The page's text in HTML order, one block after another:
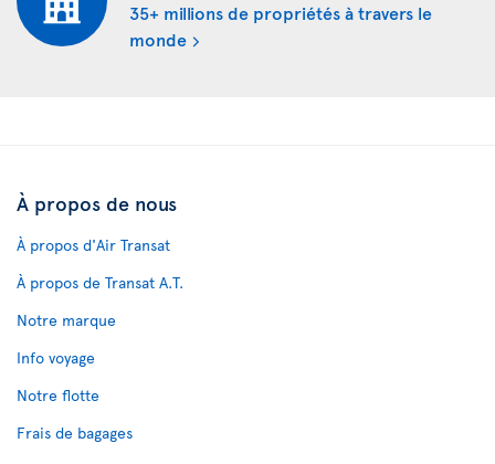
35+ millions de propriétés à travers le
monde
À propos de nous
À propos d'Air Transat
À propos de Transat A.T.
Notre marque
Info voyage
Notre flotte
Frais de bagages